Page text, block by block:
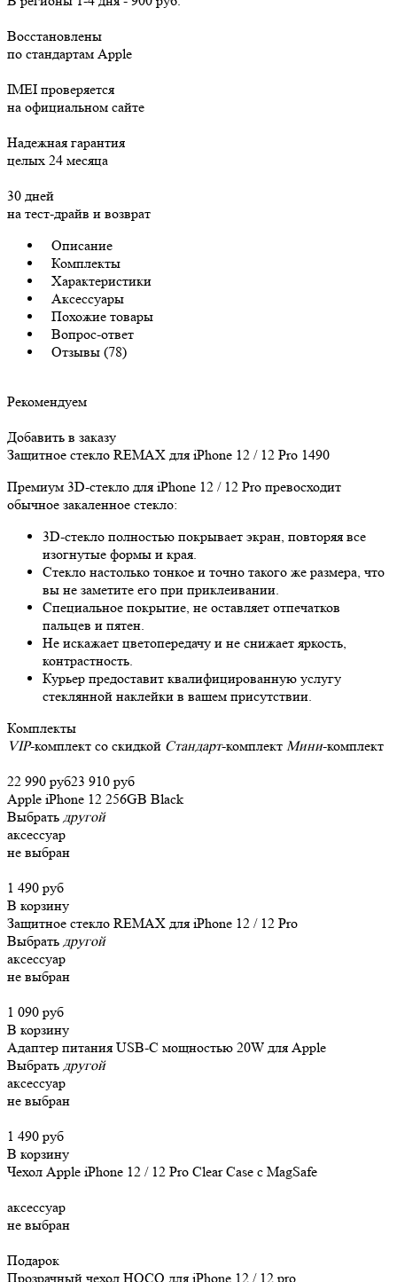
Восстановлены
по стандартам Apple
IMEI проверяется
на официальном сайте
Надежная гарантия
целых 24 месяца
30 дней
на тест-драйв и возврат
Описание
Комплекты
Характеристики
Аксессуары
Похожие товары
Вопрос-ответ
Отзывы (78)
Рекомендуем
Добавить в заказу
Защитное стекло REMAX для iPhone 12 / 12 Pro 1490
Премиум 3D-стекло для iPhone 12 / 12 Pro превосходит
обычное закаленное стекло:
3D-стекло полностью покрывает экран, повторяя все
изогнутые формы и края.
Стекло настолько тонкое и точно такого же размера, что
вы не заметите его при приклеивании.
Специальное покрытие, не оставляет отпечатков
пальцев и пятен.
Не искажает цветопередачу и не снижает яркость,
контрастность.
Курьер предоставит квалифицированную услугу
стеклянной наклейки в вашем присутствии.
Комплекты
VIP-комплект со скидкой Стандарт-комплект Мини-комплект
22 990 руб23 910 руб
Apple iPhone 12 256GB Black
Выбрать другой
аксессуар
не выбран
1 490 руб
В корзину
Защитное стекло REMAX для iPhone 12 / 12 Pro
Выбрать другой
аксессуар
не выбран
1 090 руб
В корзину
Адаптер питания USB-C мощностью 20W для Apple
Выбрать другой
аксессуар
не выбран
1 490 руб
В корзину
Чехол Apple iPhone 12 / 12 Pro Clear Case c MagSafe
аксессуар
не выбран
Подарок
Прозрачный чехол HOCO для iPhone 12 / 12 pro